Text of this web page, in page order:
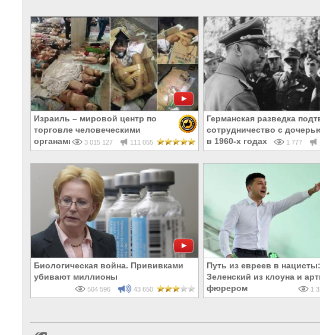
Израиль – мировой центр по
торговле человеческими
органами
3 015 127 111 055
Германская разведка
сотрудничество с
в 1960-х годах
1 777
Биологическая война. Прививками
убивают миллионы
504 596 43 650
Путь из евреев в
Зеленский из клоуна и
фюрером
1